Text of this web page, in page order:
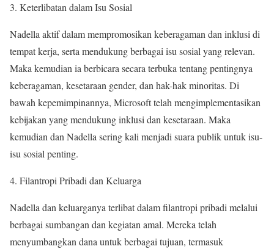
3. Keterlibatan dalam Isu Sosial
Nadella aktif dalam mempromosikan keberagaman dan inklusi di
tempat kerja, serta mendukung berbagai isu sosial yang relevan.
Maka kemudian ia berbicara secara terbuka tentang pentingnya
keberagaman, kesetaraan gender, dan hak-hak minoritas. Di
bawah kepemimpinannya, Microsoft telah mengimplementasikan
kebijakan yang mendukung inklusi dan kesetaraan. Maka
kemudian dan Nadella sering kali menjadi suara publik untuk isu-
isu sosial penting.
4. Filantropi Pribadi dan Keluarga
Nadella dan keluarganya terlibat dalam filantropi pribadi melalui
berbagai sumbangan dan kegiatan amal. Mereka telah
menyumbangkan dana untuk berbagai tujuan, termasuk